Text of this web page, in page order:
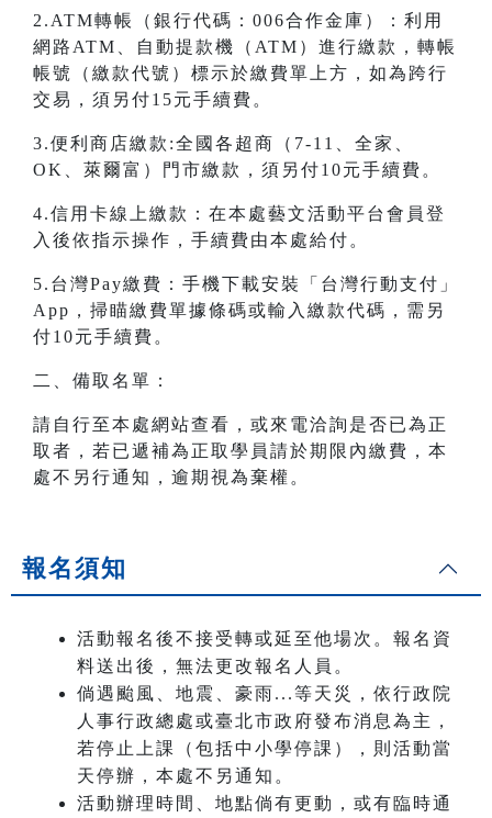
2.ATM轉帳（銀行代碼：006合作金庫）：利用
網路ATM、自動提款機（ATM）進行繳款，轉帳
帳號（繳款代號）標示於繳費單上方，如為跨行
交易，須另付15元手續費。
3.便利商店繳款:全國各超商（7-11、全家、
OK、萊爾富）門市繳款，須另付10元手續費。
4.信用卡線上繳款：在本處藝文活動平台會員登
入後依指示操作，手續費由本處給付。
5.台灣Pay繳費：手機下載安裝「台灣行動支付」
App，掃瞄繳費單據條碼或輸入繳款代碼，需另
付10元手續費。
二、備取名單：
請自行至本處網站查看，或來電洽詢是否已為正
取者，若已遞補為正取學員請於期限內繳費，本
處不另行通知，逾期視為棄權。
報名須知
活動報名後不接受轉或延至他場次。報名資
料送出後，無法更改報名人員。
倘遇颱風、地震、豪雨...等天災，依行政院
人事行政總處或臺北市政府發布消息為主，
若停止上課（包括中小學停課），則活動當
天停辦，本處不另通知。
活動辦理時間、地點倘有更動，或有臨時通